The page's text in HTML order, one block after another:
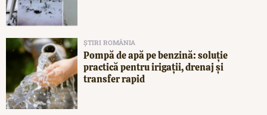
ȘTIRI ROMÂNIA
Pompă de apă pe benzină: soluție
practică pentru irigații, drenaj și
transfer rapid